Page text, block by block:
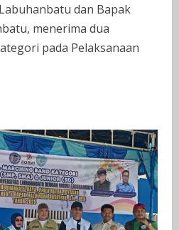
dan Bapak
menerima dua
pada Pelaksanaan